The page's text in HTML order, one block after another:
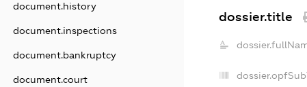
document.history
document.inspections
document.bankruptcy
document.court
dossier.title